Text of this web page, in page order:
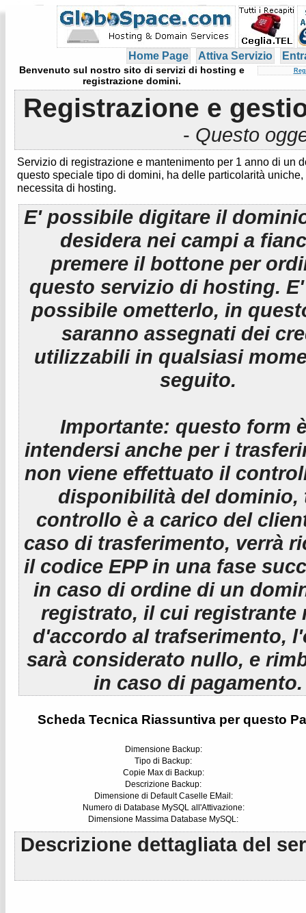
Home Page Attiva Servizio
Benvenuto sul nostro sito di servizi di hosting e
registrazione domini.
Registrazione e
- Questo
Servizio di registrazione e mantenimento per 1 anno di un
questo speciale tipo di domini, ha delle particolarità uniche,
necessita di hosting.
E' possibile digitare il
desidera nei campi a
premere il bottone per
questo servizio di hosting.
possibile ometterlo, in
saranno assegnati dei
utilizzabili in qualsiasi
seguito.
Importante: questo form
intendersi anche per i
non viene effettuato il
disponibilità del dominio,
controllo è a carico del
caso di trasferimento, verrà
il codice EPP in una fase
in caso di ordine di un
registrato, il cui registrante
d'accordo al trafserimento,
sarà considerato nullo, e
in caso di pagamento.
Scheda Tecnica Riassuntiva per questo
Dimensione Backup:
Tipo di Backup:
Copie Max di Backup:
Descrizione Backup:
Dimensione di Default Caselle EMail:
Numero di Database MySQL all'Attivazione:
Dimensione Massima Database MySQL:
Descrizione dettagliata del